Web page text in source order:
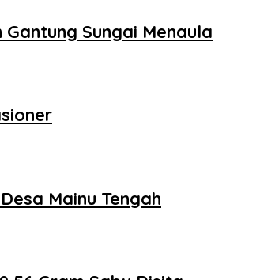
Sungai Menaula
Mainu Tengah